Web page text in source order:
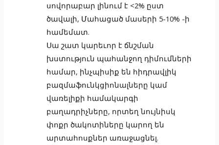
սովորաբար լինում է <2% ըստ
ծավալի, Մահացած մասերի 5-10% -ի
համեմատ.
Սա շատ կարեւոր է ճնշման
խստություն պահանջող դիմումների
համար, ինչպիսիք են հիդրավլիկ
բազմաֆունկցիոնալները կամ
վառելիքի համակարգի
բաղադրիչները, որտեղ նույնիսկ
փոքր ծակոտիները կարող են
արտահոսքներ առաջացնել.